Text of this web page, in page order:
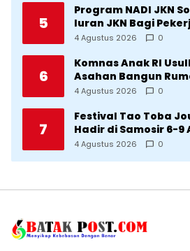
5
Program NADI JKN
Iuran JKN Bagi
Penghasilannya
4 Agustus 2026 0
6
Komnas Anak RI
Asahan Bangun
Korban Kekerasan
4 Agustus 2026 0
7
Festival Tao Toba
Hadir di Samosir 6-9
Datang Saksikan
4 Agustus 2026 0